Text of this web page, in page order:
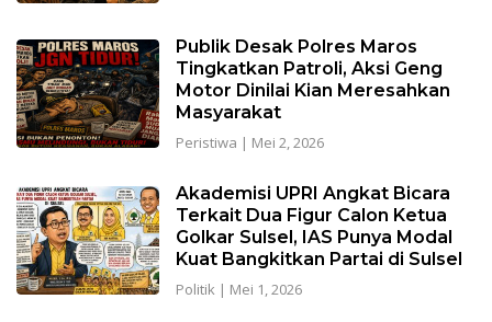
Publik Desak Polres Maros
Tingkatkan Patroli, Aksi Geng
Motor Dinilai Kian Meresahkan
Masyarakat
Peristiwa | Mei 2, 2026
Akademisi UPRI Angkat Bicara
Terkait Dua Figur Calon Ketua
Golkar Sulsel, IAS Punya Modal
Kuat Bangkitkan Partai di Sulsel
Politik | Mei 1, 2026